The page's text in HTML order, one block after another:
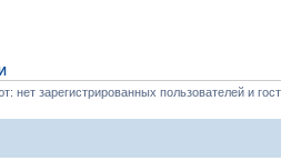
нет зарегистрированных пользователей и